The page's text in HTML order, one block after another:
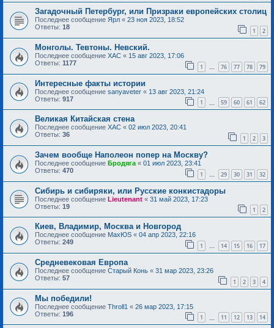
Загадочный Петербург, или Призраки европейских столиц
Последнее сообщение Ярл « 23 ноя 2023, 18:52
Ответы: 18 1 2
Монголы. Тевтоны. Невский.
Последнее сообщение ХАС « 15 авг 2023, 17:06
Ответы: 1177 1 … 76 77 78 79
Интересные факты истории
Последнее сообщение sanyaveter « 13 авг 2023, 21:24
Ответы: 917 1 59 60 61 62
Великая Китайская стена
Последнее сообщение ХАС « 02 июл 2023, 20:41
Ответы: 36 1 2 3
Зачем вообще Наполеон попер на Москву?
Последнее сообщение Бродяга « 01 июл 2023, 23:41
Ответы: 470 1 … 29 30 31 32
Сибирь и сибиряки, или Русские конкистадоры
Последнее сообщение Lieutenant « 31 май 2023, 17:23
Ответы: 19 1 2
Киев, Владимир, Москва и Новгород
Последнее сообщение MaxЮS « 04 апр 2023, 22:16
Ответы: 249 1 … 14 15 16 17
Средневековая Европа
Последнее сообщение Старый Конь « 31 мар 2023, 23:26
Ответы: 57 1 2 3 4
Мы победили!
Последнее сообщение Throll1 « 26 мар 2023, 17:15
Ответы: 196 1 11 12 13 14